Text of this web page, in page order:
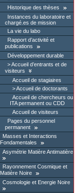
Historique des thèses
Instances du laboratoire et
chargé.es de mission
La vie du labo
Rapport d’activité et
publications
Développement durable
Accueil d’entrants et de
visiteurs
Accueil de stagiaires
Accueil de doctorants
Accueil de chercheurs ou
ITA permanent ou CDD
Accueil de visiteurs
Pages du personnel
permanent
Masses et Interactions
Fondamentales
Asymétrie Matière Antimatière
Rayonnement Cosmique et
Matière Noire
Cosmologie et Energie Noire